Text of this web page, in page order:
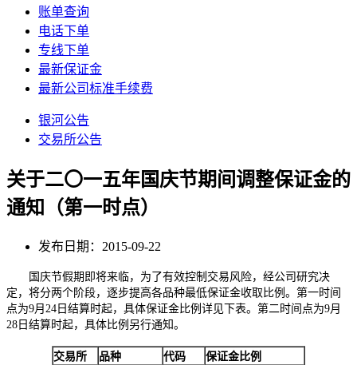
账单查询
电话下单
专线下单
最新保证金
最新公司标准手续费
银河公告
交易所公告
关于二〇一五年国庆节期间调整保证金的
通知（第一时点）
发布日期：2015-09-22
国庆节假期即将来临，为了有效控制交易风险，经公司研究决
定，将分两个阶段，逐步提高各品种最低保证金收取比例。第一时间
点为9月24日结算时起，具体保证金比例详见下表。第二时间点为9月
28日结算时起，具体比例另行通知。
交易所 品种 代码 保证金比例